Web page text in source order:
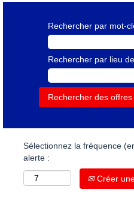
Rechercher par mot-
Rechercher par lieu
Sélectionnez la fréquence
alerte :
Créer